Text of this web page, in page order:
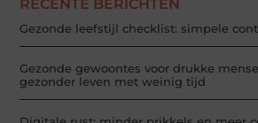
RECENTE BERICHTEN
Gezonde leefstijl checklist: simpele
Gezonde gewoontes voor drukke
gezonder leven met weinig tijd